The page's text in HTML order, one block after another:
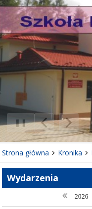
Poprzedni
❚❚
Strona główna Kronika
Wydarzenia
2026